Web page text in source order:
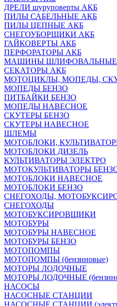
ДРЕЛИ шуруповерты АКБ
ПИЛЫ САБЕЛЬНЫЕ АКБ
ПИЛЫ ЦЕПНЫЕ АКБ
СНЕГОУБОРЩИКИ АКБ
ГАЙКОВЕРТЫ АКБ
ПЕРФОРАТОРЫ АКБ
МАШИНЫ ШЛИФОВАЛЬНЫЕ
СЕКАТОРЫ АКБ
МОТОЦИКЛЫ, МОПЕДЫ,
МОПЕДЫ БЕНЗО
ПИТБАЙКИ БЕНЗО
МОПЕДЫ НАВЕСНОЕ
СКУТЕРЫ БЕНЗО
СКУТЕРЫ НАВЕСНОЕ
ШЛЕМЫ
МОТОБЛОКИ,
МОТОБЛОКИ ДИЗЕЛЬ
КУЛЬТИВАТОРЫ ЭЛЕКТРО
МОТОКУЛЬТИВАТОРЫ
МОТОБЛОКИ НАВЕСНОЕ
МОТОБЛОКИ БЕНЗО
СНЕГОХОДЫ,
СНЕГОХОДЫ
МОТОБУКСИРОВЩИКИ
МОТОБУРЫ
МОТОБУРЫ НАВЕСНОЕ
МОТОБУРЫ БЕНЗО
МОТОПОМПЫ
МОТОПОМПЫ (бензиновые)
МОТОРЫ ЛОДОЧНЫЕ
МОТОРЫ ЛОДОЧНЫЕ
НАСОСЫ
НАСОСНЫЕ СТАНЦИИ
НАСОСНЫЕ СТАНЦИИ